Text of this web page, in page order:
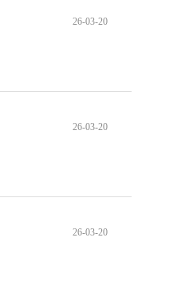
26-03-20
26-03-20
26-03-20